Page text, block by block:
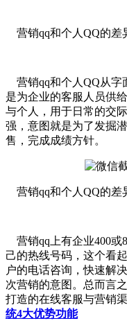
营销qq和个人QQ的差
营销qq和个人QQ从字
是为企业的客服人员供
与个人，用于日常的交
强，意图就是为了发掘
售，完成成绩方针。
营销qq和个人QQ的差
营销qq上有企业400或
己的热线号码，这个看
户的电话咨询，快速解
次营销的意图。总而言
打造的在线客服与营销
统4大优势功能